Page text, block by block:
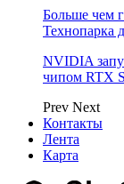
Больше чем
Технопарка
NVIDIA
чипом RTX
Prev Next
Контакты
Лента
Карта